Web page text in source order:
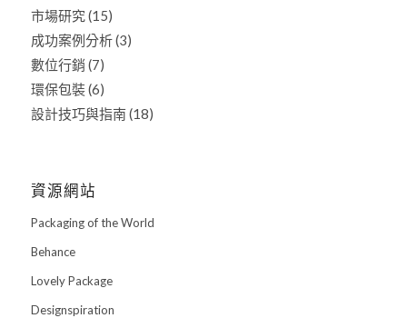
市場研究(15)
成功案例分析(3)
數位行銷 (7)
環保包裝(6)
設計技巧與指南 (18)
資源網站
Packaging of the World
Behance
Lovely Package
Designspiration